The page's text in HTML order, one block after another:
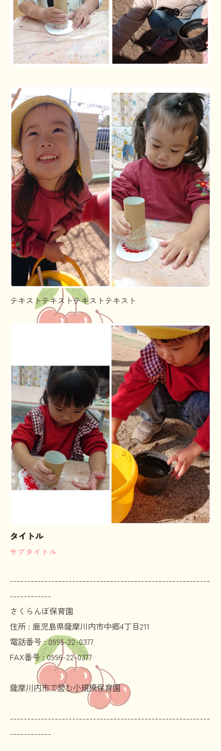
テキストテキストテキストテキスト
タイトル
サブタイトル
----------------------------------------------------------
------------
さくらんぼ保育園
住所 : 鹿児島県薩摩川内市中郷4丁目211
電話番号 :0996-22-0377
FAX番号 :0996-22-0377
薩摩川内市で営む小規模保育園
----------------------------------------------------------
------------